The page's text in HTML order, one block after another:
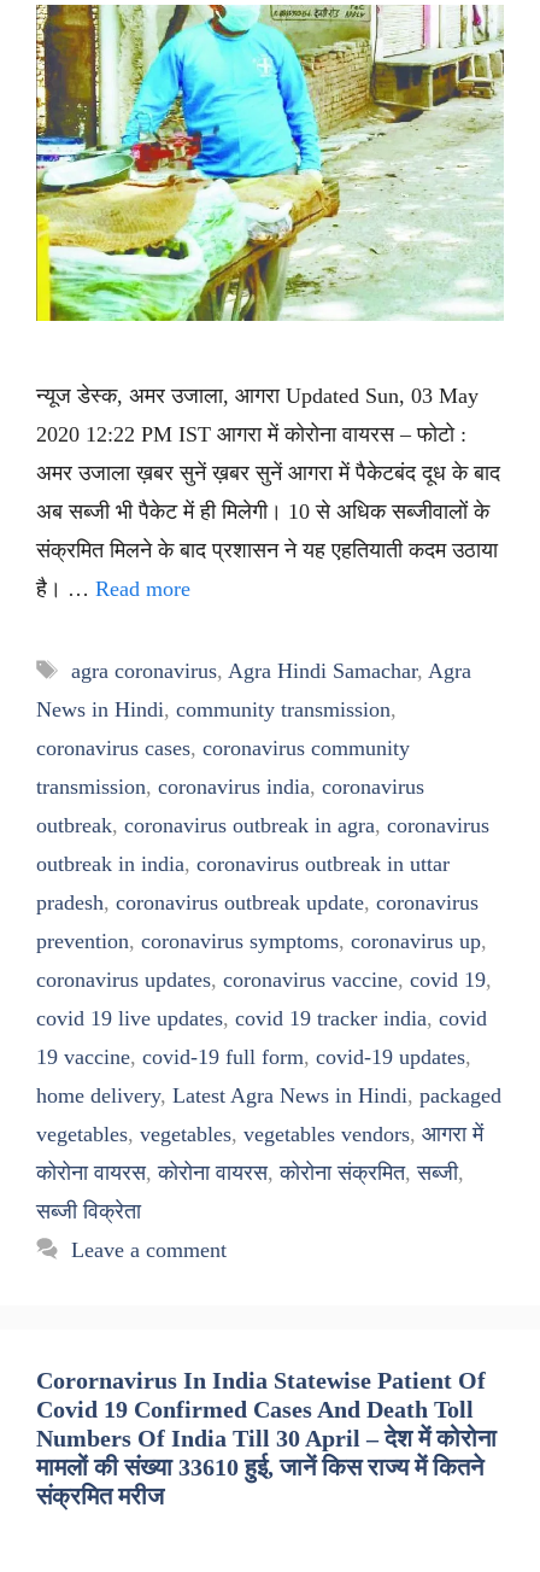
न्यूज डेस्क, अमर उजाला, आगरा Updated Sun, 03 May
2020 12:22 PM IST आगरा में कोरोना वायरस – फोटो :
अमर उजाला ख़बर सुनें ख़बर सुनें आगरा में पैकेटबंद दूध के बाद
अब सब्जी भी पैकेट में ही मिलेगी। 10 से अधिक सब्जीवालों के
संक्रमित मिलने के बाद प्रशासन ने यह एहतियाती कदम उठाया
है। … Read more
Tags
agra coronavirus, Agra Hindi Samachar, Agra
News in Hindi, community transmission,
coronavirus cases, coronavirus community
transmission, coronavirus india, coronavirus
outbreak, coronavirus outbreak in agra, coronavirus
outbreak in india, coronavirus outbreak in uttar
pradesh, coronavirus outbreak update, coronavirus
prevention, coronavirus symptoms, coronavirus up,
coronavirus updates, coronavirus vaccine, covid 19,
covid 19 live updates, covid 19 tracker india, covid
19 vaccine, covid-19 full form, covid-19 updates,
home delivery, Latest Agra News in Hindi, packaged
vegetables, vegetables, vegetables vendors, आगरा में
कोरोना वायरस,कोरोना वायरस,कोरोना संक्रमित,सब्जी,
सब्जी विक्रेता
Leave a comment
Corornavirus In India Statewise Patient Of
Covid 19 Confirmed Cases And Death Toll
Numbers Of India Till 30 April – देश में कोरोना
मामलों की संख्या 33610 हुई, जानें किस राज्य में कितने
संक्रमित मरीज